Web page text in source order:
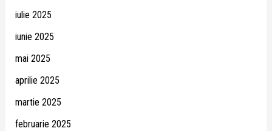
iulie 2025
iunie 2025
mai 2025
aprilie 2025
martie 2025
februarie 2025